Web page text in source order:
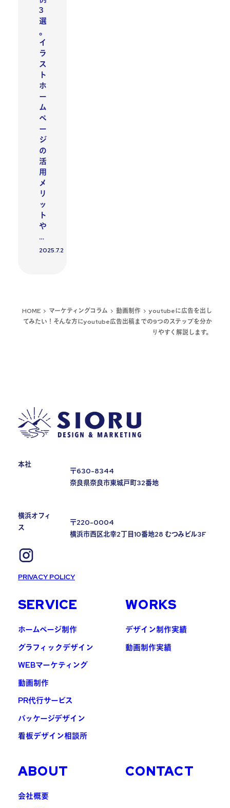
3
選
。
イ
ラ
ス
ト
ホ
ー
ム
ペ
ー
ジ
の
活
用
メ
リ
ッ
ト
や
…
投稿日
2025.7.2
HOME マーケティングコラム 動画制作
youtubeに広告を出し
てみたい！そんな方にyoutube広告出稿までの9つのステップを分か
りやすく解説します。
本社
〒630-8344
奈良県奈良市東城戸町32番地
横浜オフィ
ス
〒220-0004
横浜市西区北幸2丁目10番地28 むつみビル3F
PRIVACY POLICY
SERVICE
ホームページ制作
グラフィックデザイン
WEBマーケティング
動画制作
PR代行サービス
パッケージデザイン
看板デザイン相談所
WORKS
デザイン制作実績
動画制作実績
ABOUT
会社概要
CONTACT